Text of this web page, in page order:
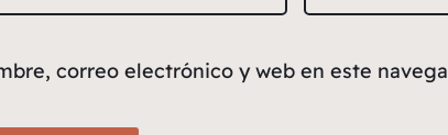
correo electrónico y web en este